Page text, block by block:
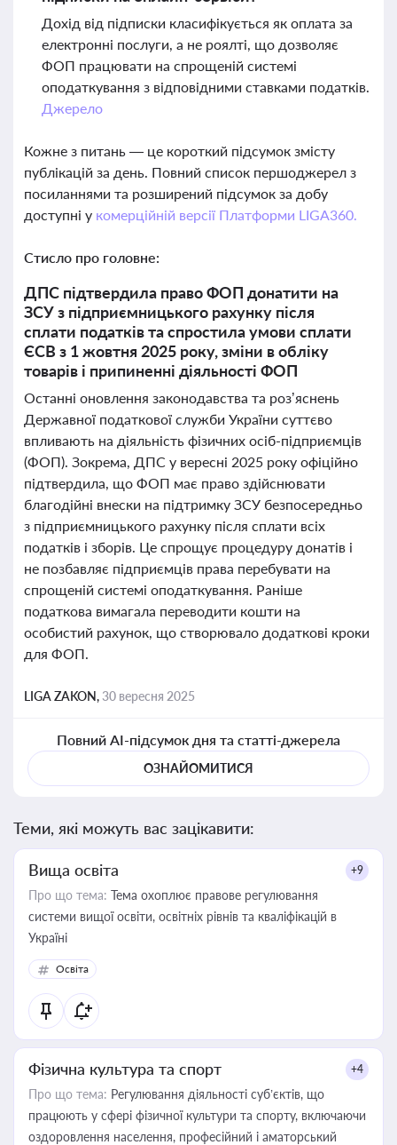
Дохід від підписки класифікується як оплата за
електронні послуги, а не роялті, що дозволяє
ФОП працювати на спрощеній системі
оподаткування з відповідними ставками податків.
Джерело
Кожне з питань — це короткий підсумок змісту
публікацій за день. Повний список першоджерел з
посиланнями та розширений підсумок за добу
доступні у комерційній версії Платформи LIGA360.
Стисло про головне:
ДПС підтвердила право ФОП донатити на
ЗСУ з підприємницького рахунку після
сплати податків та спростила умови сплати
ЄСВ з 1 жовтня 2025 року, зміни в обліку
товарів і припиненні діяльності ФОП
Останні оновлення законодавства та роз’яснень
Державної податкової служби України суттєво
впливають на діяльність фізичних осіб-підприємців
(ФОП). Зокрема, ДПС у вересні 2025 року офіційно
підтвердила, що ФОП має право здійснювати
благодійні внески на підтримку ЗСУ безпосередньо
з підприємницького рахунку після сплати всіх
податків і зборів. Це спрощує процедуру донатів і
не позбавляє підприємців права перебувати на
спрощеній системі оподаткування. Раніше
податкова вимагала переводити кошти на
особистий рахунок, що створювало додаткові кроки
для ФОП.
LIGA ZAKON,30 вересня 2025
Повний AI-підсумок дня та статті-джерела
ОЗНАЙОМИТИСЯ
Теми, які можуть вас зацікавити:
Вища освіта +9
Про що тема: Тема охоплює правове регулювання
системи вищої освіти, освітніх рівнів та кваліфікацій в
Україні
Освіта
Фізична культура та спорт +4
Про що тема: Регулювання діяльності суб’єктів, що
працюють у сфері фізичної культури та спорту, включаючи
оздоровлення населення, професійний і аматорський